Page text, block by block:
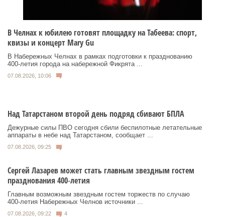
В Челнах к юбилею готовят площадку на Табеева: спорт,
квизы и концерт Mary Gu
В Набережных Челнах в рамках подготовки к празднованию
400‑летия города на набережной Фикрята ...
07.08.2026, 10:06
Над Татарстаном второй день подряд сбивают БПЛА
Дежурные силы ПВО сегодня сбили беспилотные летательные
аппараты в небе над Татарстаном, сообщает ...
07.08.2026, 09:25
Сергей Лазарев может стать главным звездным гостем
празднования 400‑летия
Главным возможным звездным гостем торжеств по случаю
400‑летия Набережных Челнов источники ...
07.08.2026, 09:22 4